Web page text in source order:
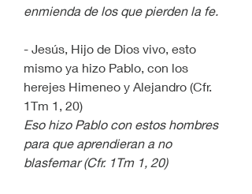
enmienda de los que pierden la fe.
- Jesús, Hijo de Dios vivo, esto
mismo ya hizo Pablo, con los
herejes Himeneo y Alejandro (Cfr.
1Tm 1, 20)
Eso hizo Pablo con estos hombres
para que aprendieran a no
blasfemar (Cfr. 1Tm 1, 20)